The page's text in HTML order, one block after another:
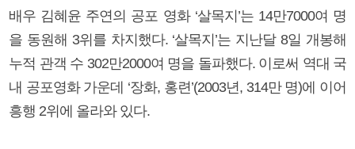
배우 김혜윤 주연의 공포 영화 ‘살목지’는 14만7000여 명
을 동원해 3위를 차지했다. ‘살목지’는 지난달 8일 개봉해
누적 관객 수 302만2000여 명을 돌파했다. 이로써 역대 국
내 공포영화 가운데 ‘장화, 홍련’(2003년, 314만 명)에 이어
흥행 2위에 올라와 있다.